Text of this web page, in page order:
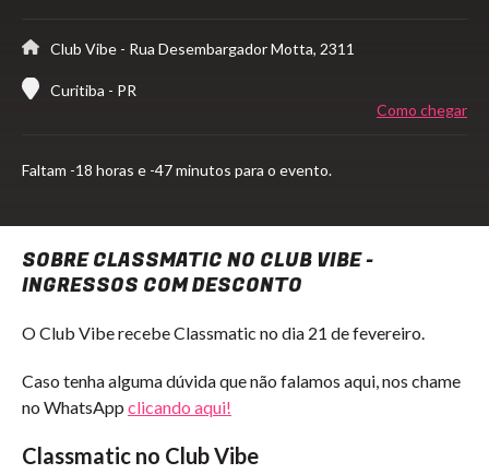
Club Vibe - Rua Desembargador Motta, 2311
Curitiba - PR
Como chegar
Faltam -18 horas e -47 minutos para o evento.
SOBRE CLASSMATIC NO CLUB VIBE -
INGRESSOS COM DESCONTO
O Club Vibe recebe Classmatic no dia 21 de fevereiro.
Caso tenha alguma dúvida que não falamos aqui, nos chame
no WhatsApp clicando aqui!
Classmatic no Club Vibe